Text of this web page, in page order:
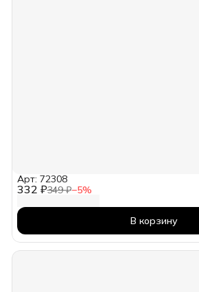
332 ₽349 ₽−5%
Арт: 72308
В корзину